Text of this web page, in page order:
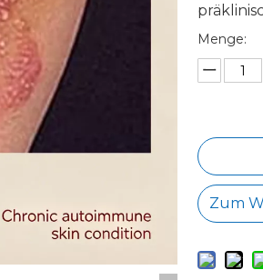
Menge:
Zum